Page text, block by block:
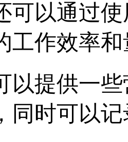
可以通过
工作效率
以提供一
同时可以